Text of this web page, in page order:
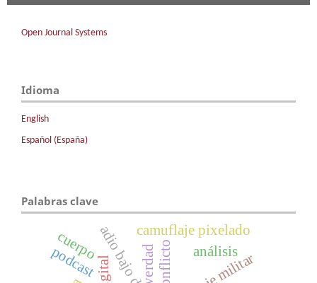
Open Journal Systems
Idioma
English
Español (España)
Palabras clave
verdad
podcast
camuflaje pixelado
análisis
conflicto
cuerpo